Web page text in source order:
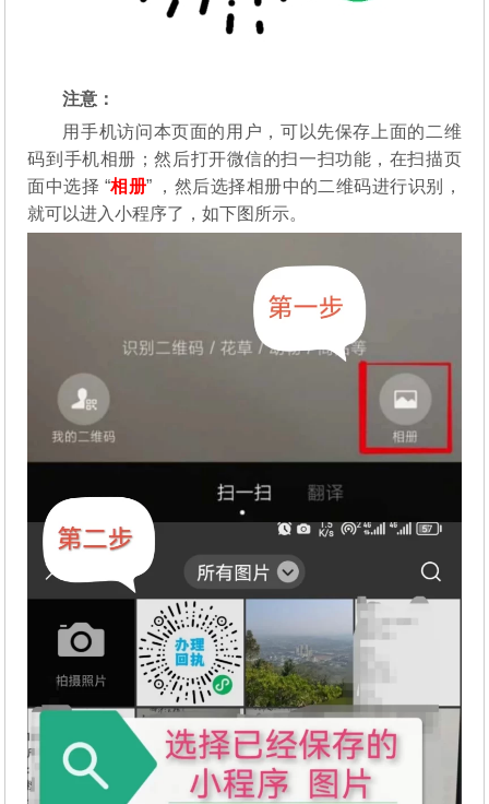
注意：
用手机访问本页面的用户，可以先保存上面的二维
码到手机相册；然后打开微信的扫一扫功能，在扫描页
面中选择 “相册” ，然后选择相册中的二维码进行识别，
就可以进入小程序了，如下图所示。